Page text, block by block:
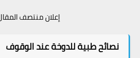
إعلان منتصف
نصائح طبية للدوخة عند الوقوف